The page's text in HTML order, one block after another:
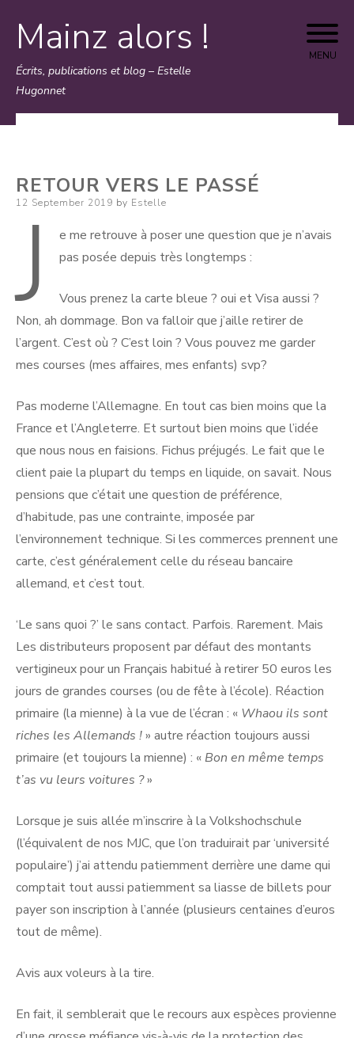
Skip
to
content
Mainz alors !
Écrits, publications et blog – Estelle
Hugonnet
MENU
RETOUR VERS LE PASSÉ
Posted
12 September 2019 by Estelle
J
e me retrouve à poser une question que je n’avais
pas posée depuis très longtemps :
Vous prenez la carte bleue ? oui et Visa aussi ?
Non, ah dommage. Bon va falloir que j’aille retirer de
l’argent. C’est où ? C’est loin ? Vous pouvez me garder
mes courses (mes affaires, mes enfants) svp?
Pas moderne l’Allemagne. En tout cas bien moins que la
France et l’Angleterre. Et surtout bien moins que l’idée
que nous nous en faisions. Fichus préjugés. Le fait que le
client paie la plupart du temps en liquide, on savait. Nous
pensions que c’était une question de préférence,
d’habitude, pas une contrainte, imposée par
l’environnement technique. Si les commerces prennent une
carte, c’est généralement celle du réseau bancaire
allemand, et c’est tout.
‘Le sans quoi ?’ le sans contact. Parfois. Rarement. Mais
Les distributeurs proposent par défaut des montants
vertigineux pour un Français habitué à retirer 50 euros les
jours de grandes courses (ou de fête à l’école). Réaction
primaire (la mienne) à la vue de l’écran : « Whaou ils sont
riches les Allemands !» autre réaction toujours aussi
primaire (et toujours la mienne) : « Bon en même temps
t’as vu leurs voitures ?»
Lorsque je suis allée m’inscrire à la Volkshochschule
(l’équivalent de nos MJC, que l’on traduirait par ‘université
populaire’) j’ai attendu patiemment derrière une dame qui
comptait tout aussi patiemment sa liasse de billets pour
payer son inscription à l’année (plusieurs centaines d’euros
tout de même).
Avis aux voleurs à la tire.
En fait, il semblerait que le recours aux espèces provienne